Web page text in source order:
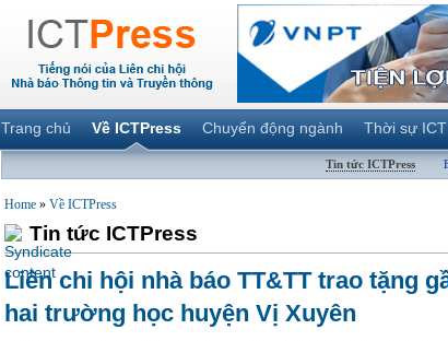
Trang chủ Về ICTPress Chuyển động ngành Thời sự ICT
Tin tức ICTPress
Home » Về ICTPress
Tin tức ICTPress
Liên chi hội nhà báo TT&TT trao tặng
hai trường học huyện Vị Xuyên